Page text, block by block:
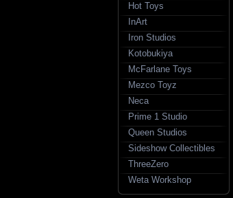
Hot Toys
InArt
Iron Studios
Kotobukiya
McFarlane Toys
Mezco Toyz
Neca
Prime 1 Studio
Queen Studios
Sideshow Collectibles
ThreeZero
Weta Workshop